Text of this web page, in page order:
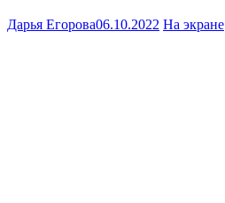
Дарья Егорова06.10.2022 На экране